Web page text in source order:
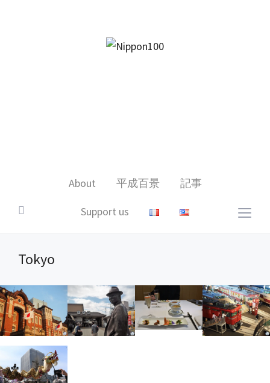
About 平成百景 記事
Support us
Tokyo
2 11月 2017 9 10月 2017 14 5月 2017 10 5月